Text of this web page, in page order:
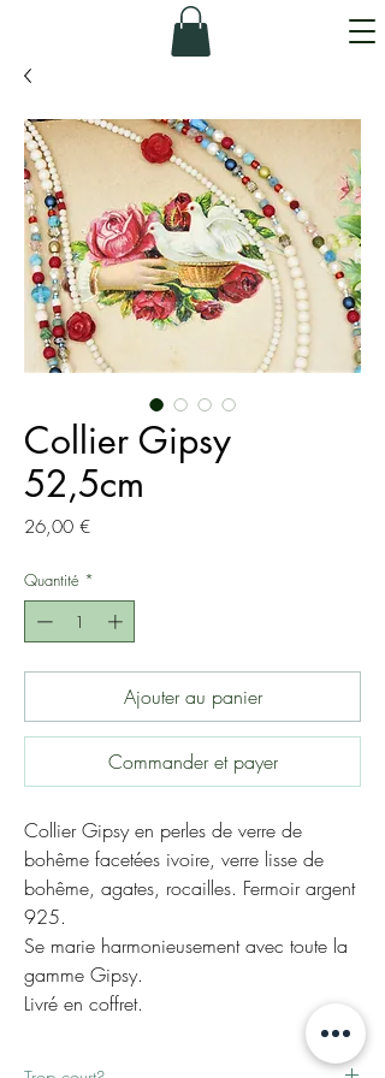
Collier Gipsy
52,5cm
26,00 €Prix
Quantité *
Ajouter au panier
Commander et payer
Collier Gipsy en perles de verre de
bohême facetées ivoire, verre lisse de
bohême, agates, rocailles. Fermoir argent
925.
Se marie harmonieusement avec toute la
gamme Gipsy.
Livré en coffret.